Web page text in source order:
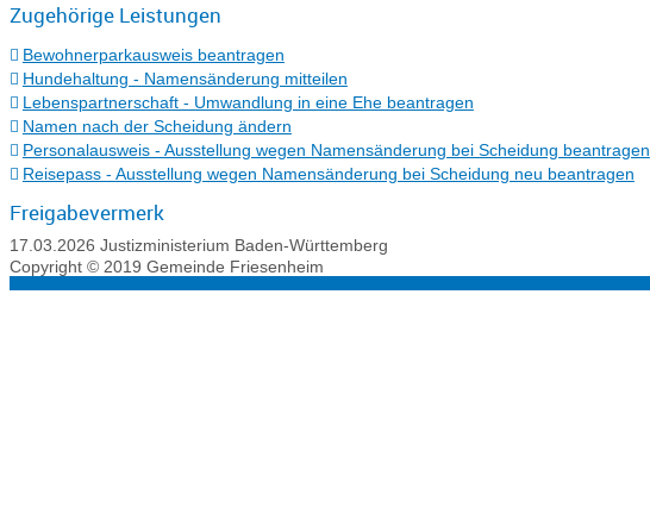
Zugehörige Leistungen
Bewohnerparkausweis beantragen
Hundehaltung - Namensänderung mitteilen
Lebenspartnerschaft - Umwandlung in eine Ehe beantragen
Namen nach der Scheidung ändern
Personalausweis - Ausstellung wegen Namensänderung bei Scheidung beantragen
Reisepass - Ausstellung wegen Namensänderung bei Scheidung neu beantragen
Freigabevermerk
17.03.2026 Justizministerium Baden-Württemberg
Copyright © 2019 Gemeinde Friesenheim